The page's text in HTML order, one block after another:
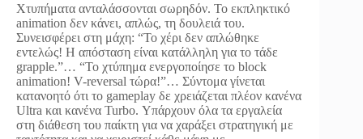
Χτυπήματα ανταλάσσονται σωρηδόν. Το εκπληκτικό
animation δεν κάνει, απλώς, τη δουλειά του.
Συνεισφέρει στη μάχη: “Το χέρι δεν απλώθηκε
εντελώς! Η απόσταση είναι κατάλληλη για το τάδε
grapple.”… “To χτύπημα ενεργοποίησε το block
animation! V-reversal τώρα!”… Σύντομα γίνεται
κατανοητό ότι το gameplay δε χρειάζεται πλέον κανένα
Ultra και κανένα Turbo. Υπάρχουν όλα τα εργαλεία
στη διάθεση του παίκτη για να χαράξει στρατηγική με